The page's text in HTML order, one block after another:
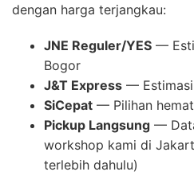
dengan harga terjangkau:
JNE Reguler/YES —
Bogor
J&T Express —
SiCepat — Pilihan
Pickup Langsung —
workshop kami di
terlebih dahulu)